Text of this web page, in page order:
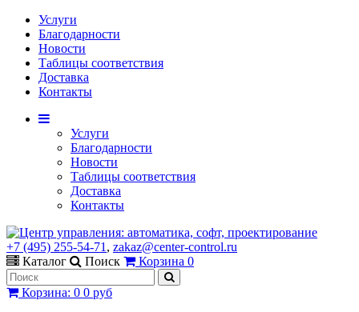
Услуги
Благодарности
Новости
Таблицы соответствия
Доставка
Контакты
Услуги
Благодарности
Новости
Таблицы соответствия
Доставка
Контакты
+7 (495) 255-54-71 , zakaz@center-control.ru
Каталог
Поиск Корзина 0
Корзина: 0 0 руб